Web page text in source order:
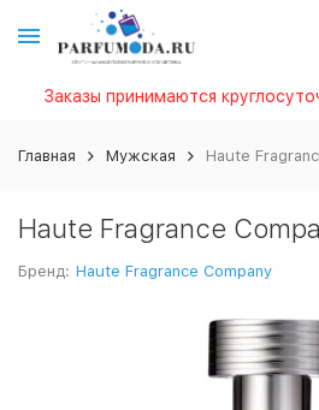
Заказы принимаются
Главная Мужская Haute
Haute Fragrance
Бренд: Haute Fragrance Company